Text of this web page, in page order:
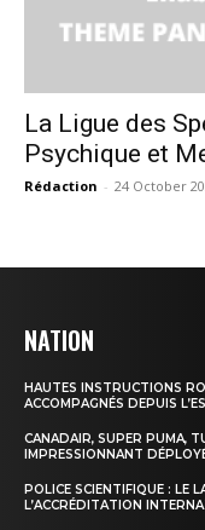
La Ligue des
Psychique et
Rédaction - 24 October
NATION
HAUTES INSTRUCTIONS
ACCOMPAGNÉS DEPUIS
CANADAIR, SUPER PUMA,
IMPRESSIONNANT
POLICE SCIENTIFIQUE : LE
L’ACCRÉDITATION